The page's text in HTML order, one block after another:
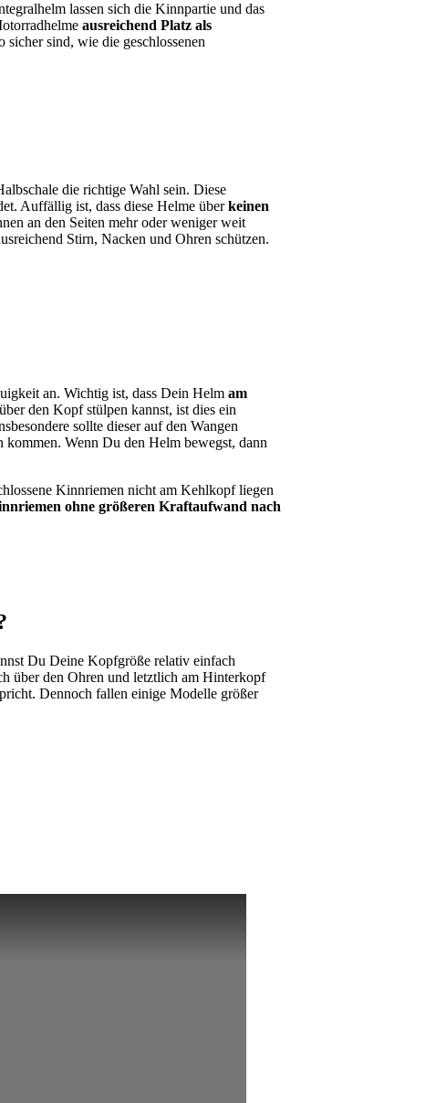
lassen sich die Kinnpartie und das
ausreichend Platz als
sicher sind, wie die geschlossenen
die richtige Wahl sein. Diese
Auffällig ist, dass diese Helme überkeinen
an den Seiten mehr oder weniger weit
Stirn, Nacken und Ohren schützen.
an. Wichtig ist, dass Dein Helm am
den Kopf stülpen kannst, ist dies ein
sollte dieser auf den Wangen
Wenn Du den Helm bewegst, dann
Kinnriemen nicht am Kehlkopf liegen
ohne größeren Kraftaufwand nach
Du Deine Kopfgröße relativ einfach
über den Ohren und letztlich am Hinterkopf
Dennoch fallen einige Modelle größer